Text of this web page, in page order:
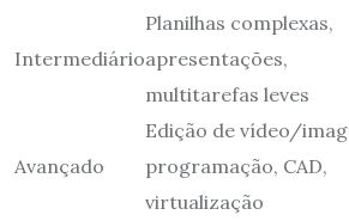
Intermediário
Planilhas complexas,
apresentações,
multitarefas leves
Avançado
Edição de vídeo/
programação, CAD,
virtualização